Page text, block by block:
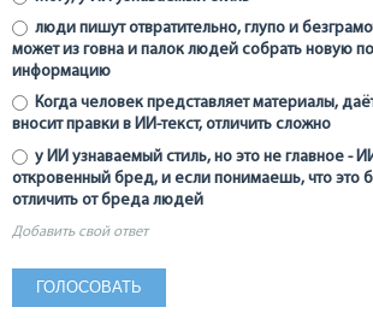
люди пишут отвратительно, глупо и
может из говна и палок людей собрать новую
информацию
Когда человек представляет материалы,
вносит правки в ИИ-текст, отличить сложно
у ИИ узнаваемый стиль, но это не главное -
откровенный бред, и если понимаешь, что это
отличить от бреда людей
Добавить свой ответ